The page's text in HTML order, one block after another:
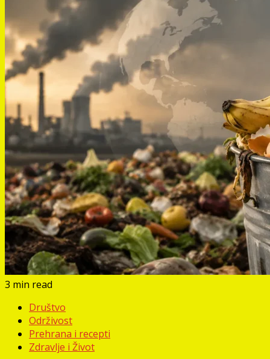
3 min read
Društvo
Održivost
Prehrana i recepti
Zdravlje i Život